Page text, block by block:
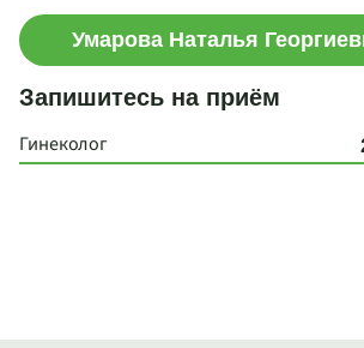
Умарова Наталья
Запишитесь на приём
Гинеколог